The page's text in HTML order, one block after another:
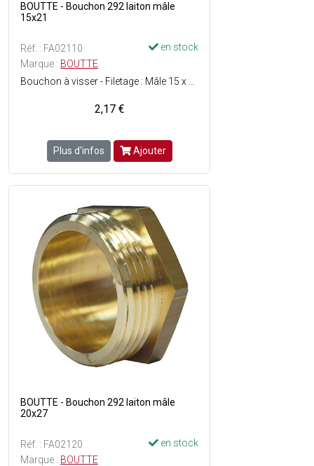
BOUTTE - Bouchon 292 laiton mâle
15x21
Réf. : FA02110
en stock
Marque : BOUTTE
2,17 €
Plus d'infos Ajouter
BOUTTE - Bouchon 292 laiton mâle
20x27
Réf. : FA02120
en stock
Marque : BOUTTE